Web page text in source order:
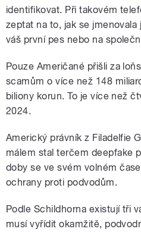
identifikovat. Při takovém
zeptat na to, jak se
váš první pes nebo na
Pouze Američané přišli za
scamům o více než 148
biliony korun. To je více než
2024.
Americký právník z Filadelfie
málem stal terčem deepfake
doby se ve svém volném
ochrany proti podvodům.
Podle Schildhorna existují tři
musí vyřídit okamžitě,